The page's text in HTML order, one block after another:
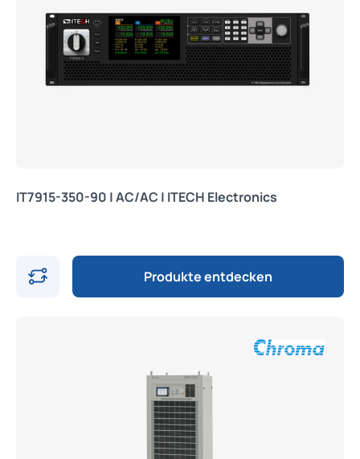
IT7915-350-90 | AC/AC | ITECH Electronics
Produkte entdecken